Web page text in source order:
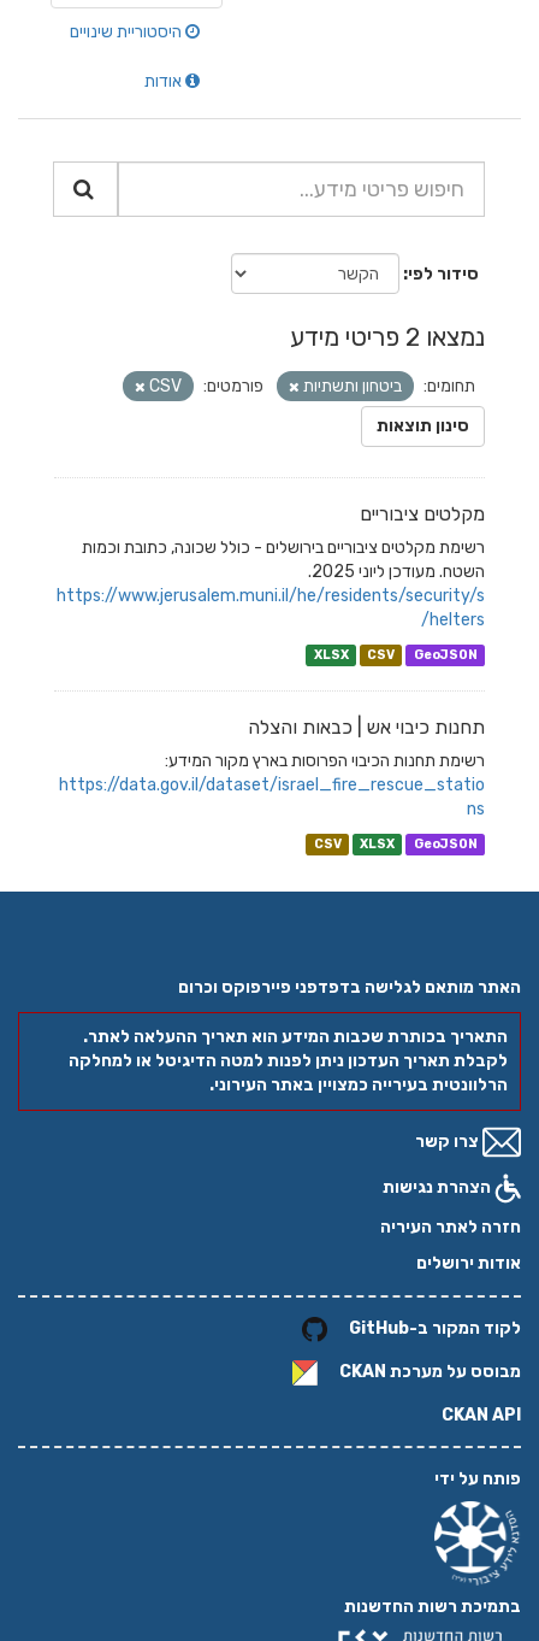
היסטוריית שינויים
אודות
סידור לפי
נמצאו 2 פריטי מידע
תחומים: ביטחון ותשתיות פורמטים:
CSV
סינון תוצאות
מקלטים ציבוריים
רשימת מקלטים ציבוריים בירושלים - כולל שכונה, כתובת וכמות
השטח. מעודכן ליוני 2025.
https://www.jerusalem.muni.il/he/residents/security/s
helters/
XLSX CSV GeoJSON
תחנות כיבוי אש | כבאות והצלה
רשימת תחנות הכיבוי הפרוסות בארץ מקור המידע:
https://data.gov.il/dataset/israel_fire_rescue_statio
ns
CSV XLSX GeoJSON
האתר מותאם לגלישה בדפדפני פיירפוקס וכרום
התאריך בכותרת שכבות המידע הוא תאריך ההעלאה לאתר.
לקבלת תאריך העדכון ניתן לפנות למטה הדיגיטל או למחלקה
הרלוונטית בעירייה כמצויין באתר העירוני.
צרו קשר
הצהרת נגישות
חזרה לאתר העיריה
אודות ירושלים
לקוד המקור ב-GitHub
מבוסס על מערכת CKAN
CKAN API
פותח על ידי
בתמיכת רשות החדשנות